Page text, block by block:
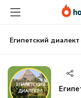
main
content